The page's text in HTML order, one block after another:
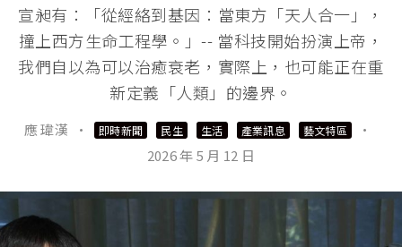
宣昶有：「從經絡到基因：當東方「天人合一」，
撞上西方生命工程學。」-- 當科技開始扮演上帝，
我們自以為可以治癒衰老，實際上，也可能正在重
新定義「人類」的邊界。
應 瑋漢 · 即時新聞 民生 生活 產業訊息 藝文特區
·
2026 年 5 月 12 日